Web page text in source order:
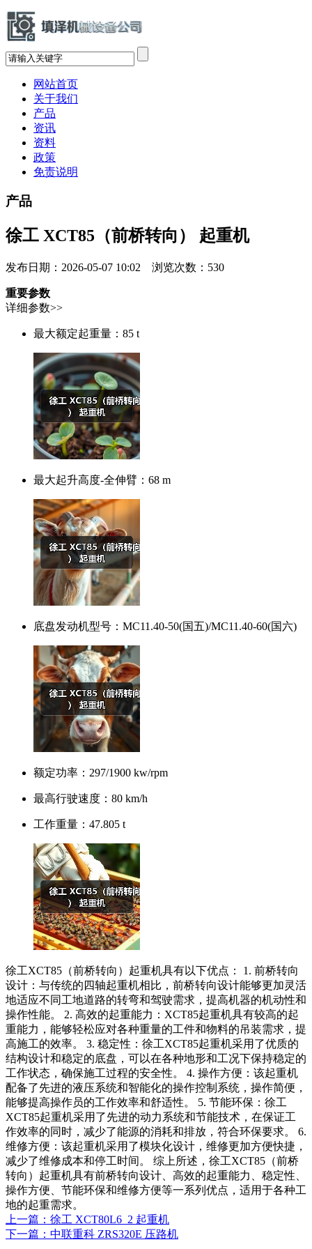
网站首页
关于我们
产品
资讯
资料
政策
免责说明
产品
徐工 XCT85（前桥转向） 起重机
发布日期：2026-05-07 10:02 浏览次数： 530
重要参数
详细参数>>
最大额定起重量： 85 t
最大起升高度-全伸臂： 68 m
底盘发动机型号： MC11.40-50(国五)/MC11.40-60(国六)
额定功率： 297/1900 kw/rpm
最高行驶速度： 80 km/h
工作重量： 47.805 t
徐工XCT85（前桥转向）起重机具有以下优点： 1. 前桥转向
设计：与传统的四轴起重机相比，前桥转向设计能够更加灵活
地适应不同工地道路的转弯和驾驶需求，提高机器的机动性和
操作性能。 2. 高效的起重能力：XCT85起重机具有较高的起
重能力，能够轻松应对各种重量的工件和物料的吊装需求，提
高施工的效率。 3. 稳定性：徐工XCT85起重机采用了优质的
结构设计和稳定的底盘，可以在各种地形和工况下保持稳定的
工作状态，确保施工过程的安全性。 4. 操作方便：该起重机
配备了先进的液压系统和智能化的操作控制系统，操作简便，
能够提高操作员的工作效率和舒适性。 5. 节能环保：徐工
XCT85起重机采用了先进的动力系统和节能技术，在保证工
作效率的同时，减少了能源的消耗和排放，符合环保要求。 6.
维修方便：该起重机采用了模块化设计，维修更加方便快捷，
减少了维修成本和停工时间。 综上所述，徐工XCT85（前桥
转向）起重机具有前桥转向设计、高效的起重能力、稳定性、
操作方便、节能环保和维修方便等一系列优点，适用于各种工
地的起重需求。
上一篇：徐工 XCT80L6_2 起重机
下一篇：中联重科 ZRS320E 压路机